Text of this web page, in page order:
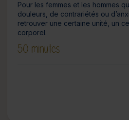
Pour les femmes et les hommes
douleurs, de contrariétés ou
retrouver une certaine unité, un
corporel.
50 minutes